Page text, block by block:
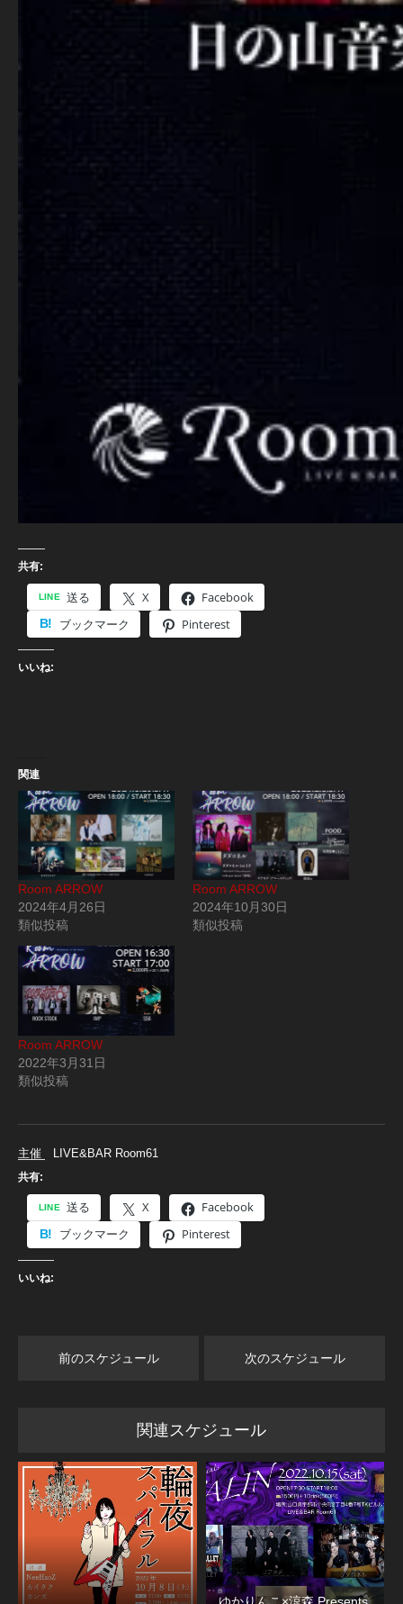
共有:
送る X
Facebook
ブックマーク
Pinterest
いいね:
関連
Room ARROW
2024年4月26日
類似投稿
Room ARROW
2024年10月30日
類似投稿
Room ARROW
2022年3月31日
類似投稿
主催 LIVE&BAR Room61
共有:
送る X
Facebook
ブックマーク
Pinterest
いいね:
前のスケジュール 次のスケジュール
関連スケジュール